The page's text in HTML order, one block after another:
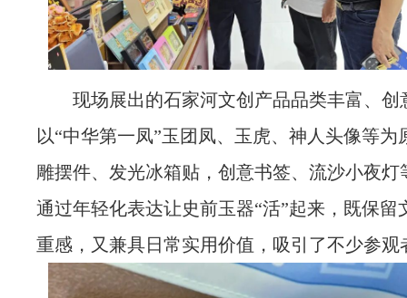
现场展出的石家河文创产品品类丰富、创
以“中华第一凤”玉团凤、玉虎、神人头像等为
雕摆件、发光冰箱贴，创意书签、流沙小夜灯
通过年轻化表达让史前玉器“活”起来，既保留
重感，又兼具日常实用价值，吸引了不少参观